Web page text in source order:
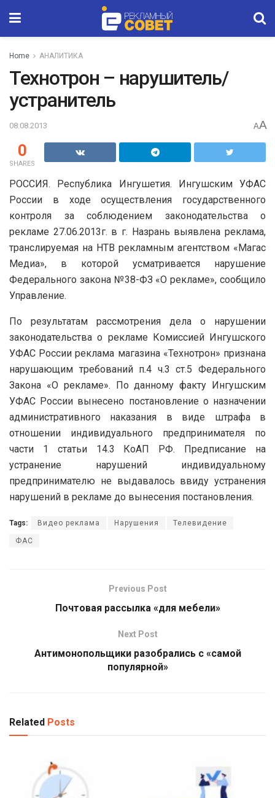
Home АНАЛИТИКА
Технотрон – нарушитель/
устранитель
08.08.2013 AA
0
SHARES
РОССИЯ. Республика Ингушетия. Ингушским УФАС
России в ходе осуществления государственного
контроля за соблюдением законодательства о
рекламе 27.06.2013г. в г. Назрань выявлена реклама,
транслируемая на НТВ рекламным агентством «Магас
Медиа», в которой усматривается нарушение
Федерального закона №38-ФЗ «О рекламе», сообщило
Управление.
По результатам рассмотрения дела о нарушении
законодательства о рекламе Комиссией Ингушского
УФАС России реклама магазина «Технотрон» признана
нарушающим требований п.4 ч.3 ст.5 Федерального
Закона «О рекламе». По данному факту Ингушским
УФАС России вынесено постановление о назначении
административного наказания в виде штрафа в
отношении индивидуального предпринимателя по
части 1 статьи 14.3 КоАП РФ. Предписание на
устранение нарушений индивидуальному
предпринимателю не выдавалось ввиду устранения
нарушений в рекламе до вынесения постановления.
Tags: Видео реклама Нарушения Телевидение
ФАС
Previous Post
Почтовая рассылка «для мебели»
Next Post
Антимонопольщики разобрались с «самой
популярной»
Related Posts